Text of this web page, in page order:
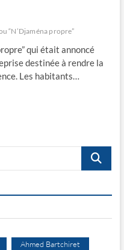
“N’Djaména propre”
qui était annoncé
destinée à rendre la
Les habitants…
Recherche
Ahmed Bartchiret